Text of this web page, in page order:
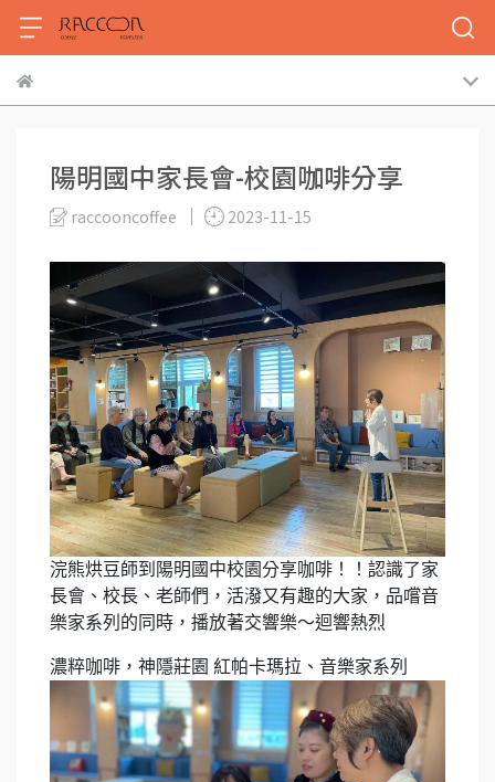
陽明國中家長會-校園咖啡分享
raccooncoffee 2023-11-15
浣熊烘豆師到陽明國中校園分享咖啡！！認識了家
長會、校長、老師們，活潑又有趣的大家，品嚐音
樂家系列的同時，播放著交響樂～迴響熱烈
濃粹咖啡，神隱莊園 紅帕卡瑪拉、音樂家系列